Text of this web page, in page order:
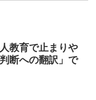
教育で止まりや
断への翻訳」で